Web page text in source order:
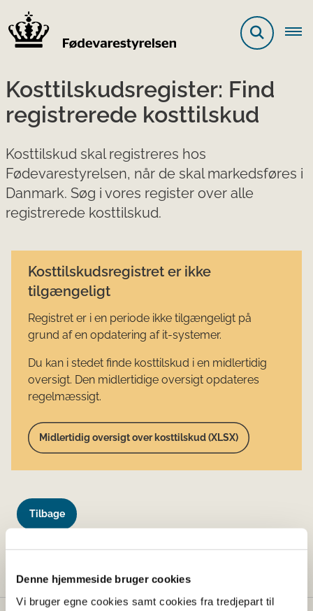
Denne hjemmeside bruger cookies
Vi bruger egne cookies samt cookies fra tredjepart til
Kosttilskudsregister: Find
registrerede kosttilskud
Kosttilskud skal registreres hos
Fødevarestyrelsen, når de skal markedsføres i
Danmark. Søg i vores register over alle
registrerede kosttilskud.
Kosttilskudsregistret er ikke
tilgængeligt
Registret er i en periode ikke tilgængeligt på
grund af en opdatering af it-systemer.
Du kan i stedet finde kosttilskud i en midlertidig
oversigt. Den midlertidige oversigt opdateres
regelmæssigt.
Midlertidig oversigt over kosttilskud (XLSX)
Tilbage